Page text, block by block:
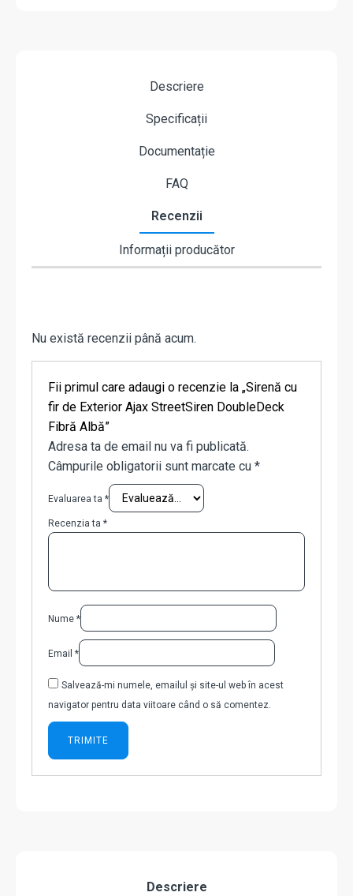
Descriere
Specificații
Documentație
FAQ
Recenzii
Informații producător
Nu există recenzii până acum.
Fii primul care adaugi o recenzie la „Sirenă cu
fir de Exterior Ajax StreetSiren DoubleDeck
Fibră Albă”
Adresa ta de email nu va fi publicată.
Câmpurile obligatorii sunt marcate cu *
Evaluarea ta *
Recenzia ta *
Nume *
Email *
Salvează-mi numele, emailul și site-ul web în acest
navigator pentru data viitoare când o să comentez.
Descriere